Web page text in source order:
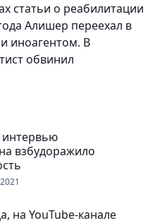
статьи о реабилитации
Алишер переехал в
иноагентом. В
обвинил
интервью
взбудоражило
на YouTube-канале